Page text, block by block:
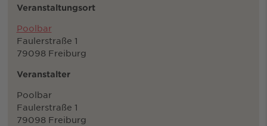
Veranstaltungsort
Poolbar
Faulerstraße 1
79098 Freiburg
Veranstalter
Poolbar
Faulerstraße 1
79098 Freiburg